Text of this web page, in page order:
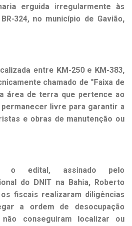
erguida irregularmente às
324, no município de Gavião,
entre KM-250 e KM-383,
chamado de "Faixa de
área de terra que pertence ao
permanecer livre para garantir a
e obras de manutenção ou
o edital, assinado pelo
do DNIT na Bahia, Roberto
fiscais realizaram diligências
a ordem de desocupação
não conseguiram localizar ou